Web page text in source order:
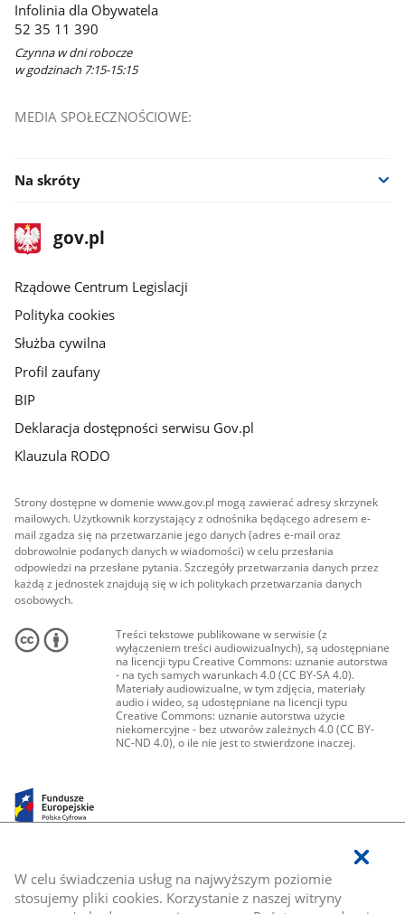
W celu świadczenia usług na najwyższym poziomie
stosujemy pliki cookies. Korzystanie z naszej witryny
Infolinia dla Obywatela
52 35 11 390
Czynna w dni robocze
w godzinach 7:15-15:15
MEDIA SPOŁECZNOŚCIOWE:
Na skróty
stopka
gov.plStrona
gov.pl
Rządowe Centrum Legislacji
Polityka cookies
Służba cywilna
Profil zaufany
BIP
Deklaracja dostępności serwisu Gov.pl
Klauzula RODO
Strony dostępne w domenie www.gov.pl mogą zawierać adresy skrzynek
mailowych. Użytkownik korzystający z odnośnika będącego adresem e-
mail zgadza się na przetwarzanie jego danych (adres e-mail oraz
dobrowolnie podanych danych w wiadomości) w celu przesłania
odpowiedzi na przesłane pytania. Szczegóły przetwarzania danych przez
każdą z jednostek znajdują się w ich politykach przetwarzania danych
osobowych.
Treści tekstowe publikowane w serwisie (z
wyłączeniem treści audiowizualnych), są udostępniane
na licencji typu Creative Commons: uznanie autorstwa
- na tych samych warunkach 4.0 (CC BY-SA 4.0).
Materiały audiowizualne, w tym zdjęcia, materiały
audio i wideo, są udostępniane na licencji typu
Creative Commons: uznanie autorstwa użycie
niekomercyjne - bez utworów zależnych 4.0 (CC BY-
NC-ND 4.0), o ile nie jest to stwierdzone inaczej.